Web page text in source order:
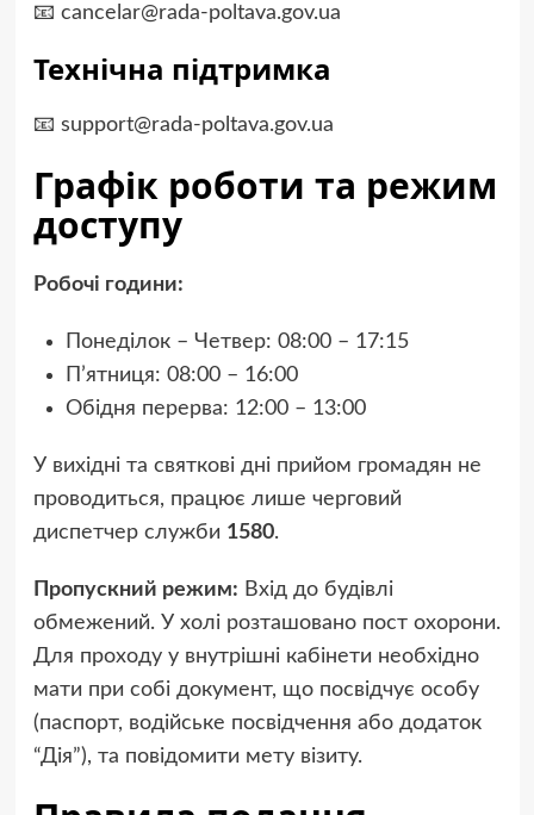
📧 cancelar@rada-poltava.gov.ua
Технічна підтримка
📧 support@rada-poltava.gov.ua
Графік роботи та режим
доступу
Робочі години:
Понеділок – Четвер: 08:00 – 17:15
П’ятниця: 08:00 – 16:00
Обідня перерва: 12:00 – 13:00
У вихідні та святкові дні прийом громадян не
проводиться, працює лише черговий
диспетчер служби 1580.
Пропускний режим: Вхід до будівлі
обмежений. У холі розташовано пост охорони.
Для проходу у внутрішні кабінети необхідно
мати при собі документ, що посвідчує особу
(паспорт, водійське посвідчення або додаток
“Дія”), та повідомити мету візиту.